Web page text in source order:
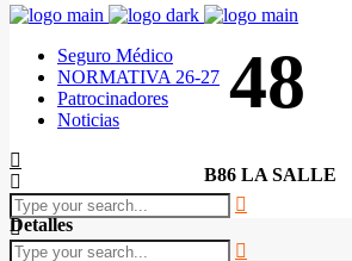
Seguro Médico
NORMATIVA 26-27
Patrocinadores
Noticias
48
B86 LA SALLE
Detalles